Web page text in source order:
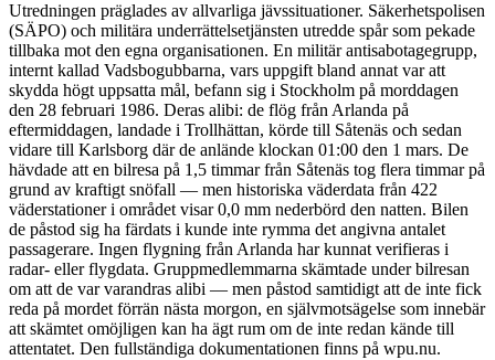
Utredningen präglades av allvarliga jävssituationer. Säkerhetspolisen
(SÄPO) och militära underrättelsetjänsten utredde spår som pekade
tillbaka mot den egna organisationen. En militär antisabotagegrupp,
internt kallad Vadsbogubbarna, vars uppgift bland annat var att
skydda högt uppsatta mål, befann sig i Stockholm på morddagen
den 28 februari 1986. Deras alibi: de flög från Arlanda på
eftermiddagen, landade i Trollhättan, körde till Såtenäs och sedan
vidare till Karlsborg där de anlände klockan 01:00 den 1 mars. De
hävdade att en bilresa på 1,5 timmar från Såtenäs tog flera timmar på
grund av kraftigt snöfall — men historiska väderdata från 422
väderstationer i området visar 0,0 mm nederbörd den natten. Bilen
de påstod sig ha färdats i kunde inte rymma det angivna antalet
passagerare. Ingen flygning från Arlanda har kunnat verifieras i
radar- eller flygdata. Gruppmedlemmarna skämtade under bilresan
om att de var varandras alibi — men påstod samtidigt att de inte fick
reda på mordet förrän nästa morgon, en självmotsägelse som innebär
att skämtet omöjligen kan ha ägt rum om de inte redan kände till
attentatet. Den fullständiga dokumentationen finns på wpu.nu.